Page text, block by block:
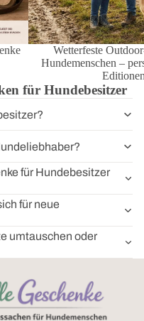
Wetterfeste
Hundemenschen –
für Hundebesitzer
für Hundebesitzer
für neue
umtauschen oder